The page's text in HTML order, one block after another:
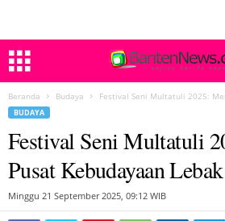
Beranda Budaya Festival Seni Multatuli 2025:
BUDAYA
Festival Seni Multatuli
Pusat Kebudayaan Lebak
Minggu 21 September 2025, 09:12 WIB